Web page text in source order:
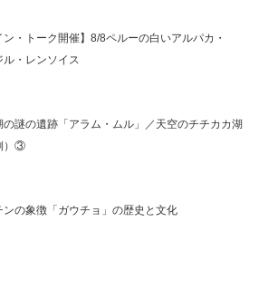
ン・トーク開催】8/8ペルーの白いアルパカ・
・レンソイス
の謎の遺跡「アラム・ムル」／天空のチチカカ湖
）③
ンの象徴「ガウチョ」の歴史と文化